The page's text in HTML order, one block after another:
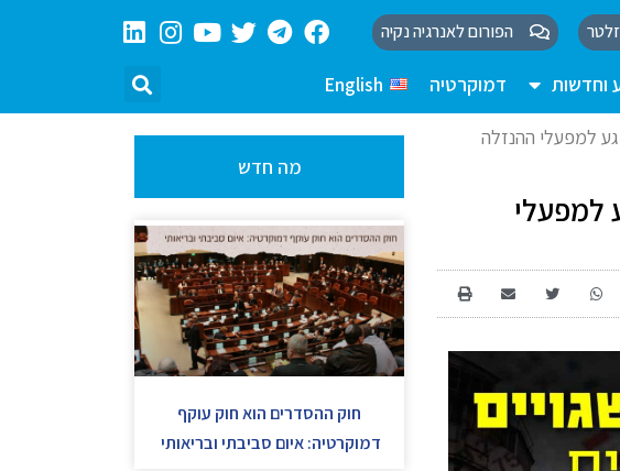
הפורום לאנרגיה נקיה
וחדשות דמוקרטיה English
למפעלי ההנזלה
למפעלי
מה חדש
חוק ההסדרים הוא חוק עוקף
דמוקרטיה: איום סביבתי ובריאותי